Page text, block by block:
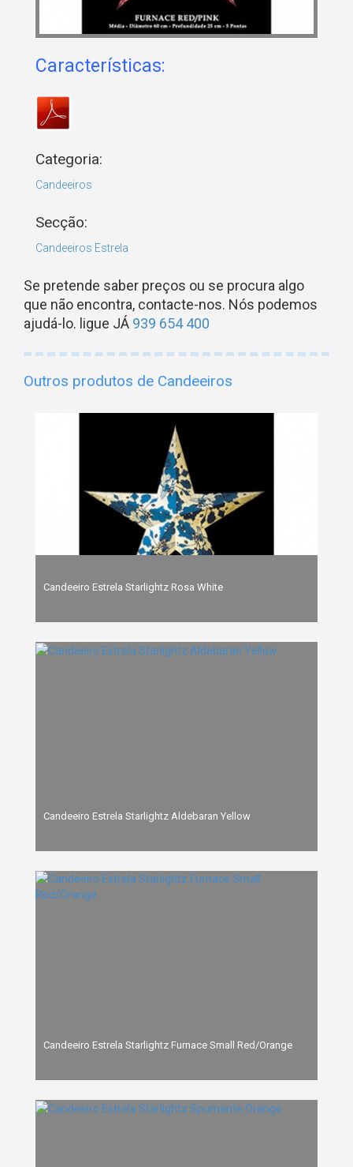
Características:
Categoria:
Candeeiros
Secção:
Candeeiros Estrela
Se pretende saber preços ou se procura algo
que não encontra, contacte-nos. Nós podemos
ajudá-lo. ligue JÁ 939 654 400
Outros produtos de Candeeiros
Candeeiro Estrela Starlightz Rosa White
Candeeiro Estrela Starlightz Aldebaran Yellow
Candeeiro Estrela Starlightz Furnace Small Red/Orange